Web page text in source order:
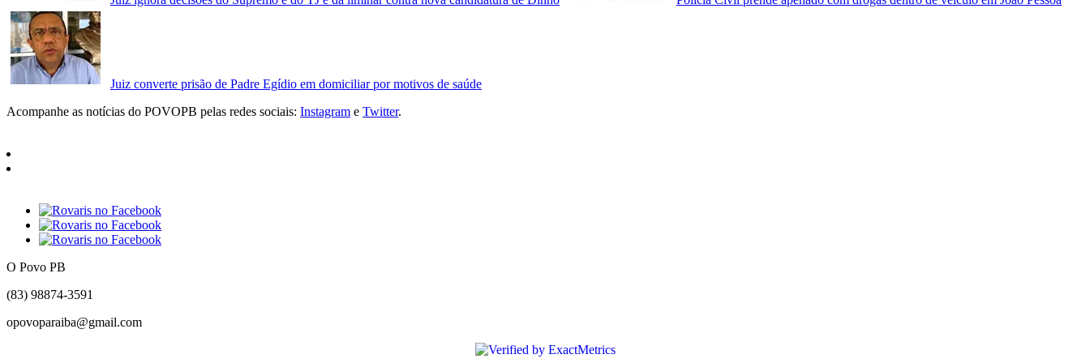
Juiz converte prisão de Padre Egídio em domiciliar por motivos de saúde
Acompanhe as notícias do POVOPB pelas redes sociais: Instagram e Twitter.
O Povo PB
(83) 98874-3591
opovoparaiba@gmail.com